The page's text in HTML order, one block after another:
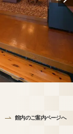
館内のご案内ページへ